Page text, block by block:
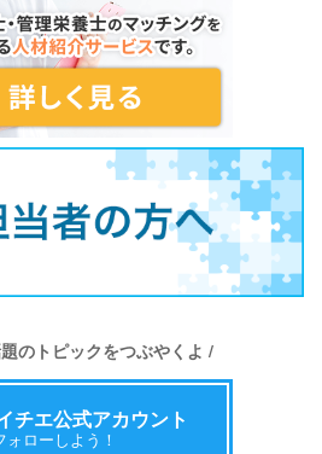
のトピックをつぶやくよ /
チエ公式アカウント
ォローしよう！